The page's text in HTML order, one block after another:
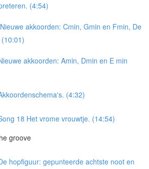
(4:54)
akkoorden: Cmin, Gmin en Fmin, De
akkoorden: Amin, Dmin en E min
(4:32)
18 Het vrome vrouwtje. (14:54)
groove
hopfiguur: gepunteerde achtste noot en